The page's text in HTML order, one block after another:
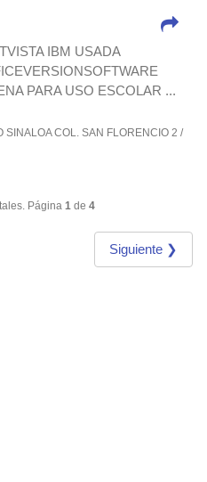
IBM USADA
PARA USO ESCOLAR ...
SINALOA COL. SAN FLORENCIO 2 /
Página 1de 4
Siguiente ❯